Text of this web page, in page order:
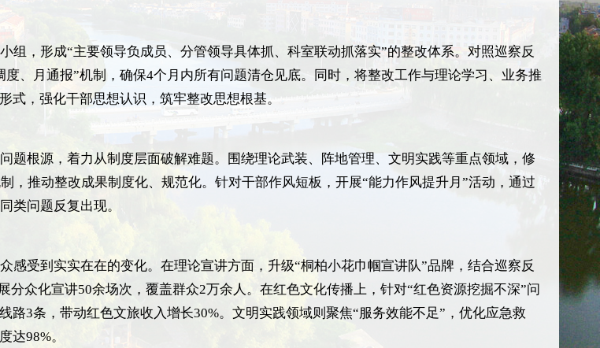
，形成“主要领导负成员、分管领导具体抓、科室联动抓落实”的整改体系。对照巡察反
、月通报”机制，确保4个月内所有问题清仓见底。同时，将整改工作与理论学习、业务推
式，强化干部思想认识，筑牢整改思想根基。
题根源，着力从制度层面破解难题。围绕理论武装、阵地管理、文明实践等重点领域，修
，推动整改成果制度化、规范化。针对干部作风短板，开展“能力作风提升月”活动，通过
类问题反复出现。
受到实实在在的变化。在理论宣讲方面，升级“桐柏小花巾帼宣讲队”品牌，结合巡察反
分众化宣讲50余场次，覆盖群众2万余人。在红色文化传播上，针对“红色资源挖掘不深”问
3条，带动红色文旅收入增长30%。文明实践领域则聚焦“服务效能不足”，优化应急救
达98%。